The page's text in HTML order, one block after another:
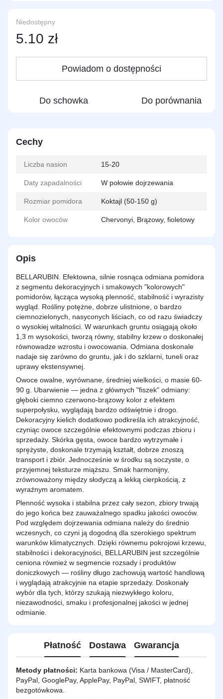
Niedostępny
5.10 zł
Powiadom o dostępności
Do schowka Do porównania
Cechy
Liczba nasion 15-20
Daty zapadalności W połowie dojrzewania
Rozmiar pomidora Koktajl (50-150 g)
Kolor owoców Chervonyi, Brązowy, fioletowy
Opis
BELLARUBIN. Efektowna, silnie rosnąca odmiana pomidora
z segmentu dekoracyjnych i smakowych "kolorowych"
pomidorów, łącząca wysoką plenność, stabilność i wyrazisty
wygląd. Rośliny potężne, dobrze ulistnione, o bardzo
ciemnozielonych, nasyconych liściach, co od razu świadczy
o wysokiej witalności. W warunkach gruntu osiągają około
1,3 m wysokości, tworzą równy, stabilny krzew o doskonałej
równowadze wzrostu i owocowania. Odmiana doskonale
nadaje się zarówno do gruntu, jak i do szklarni, tuneli oraz
uprawy ekstensywnej.
Owoce owalne, wyrównane, średniej wielkości, o masie 60-
90 g. Ubarwienie — jedna z głównych "fiszek" odmiany:
głęboki ciemno czerwono-brązowy kolor z efektem
superpołysku, wyglądają bardzo odświętnie i drogo.
Dekoracyjny kielich dodatkowo podkreśla ich atrakcyjność,
czyniąc owoce szczególnie efektownymi podczas zbioru i
sprzedaży. Skórka gęsta, owoce bardzo wytrzymałe i
sprężyste, doskonale trzymają kształt, dobrze znoszą
transport i zbiór. Jednocześnie w środku są soczyste, o
przyjemnej teksturze miąższu. Smak harmonijny,
zrównoważony między słodyczą a lekką cierpkością, z
wyraźnym aromatem.
Plenność wysoka i stabilna przez cały sezon, zbiory trwają
do jego końca bez zauważalnego spadku jakości owoców.
Pod względem dojrzewania odmiana należy do średnio
wczesnych, co czyni ją dogodną dla szerokiego spektrum
warunków klimatycznych. Dzięki równemu pokrojowi krzewu,
stabilności i dekoracyjności, BELLARUBIN jest szczególnie
ceniona również w segmencie rozsady i produktów
doniczkowych — rośliny długo zachowują wartość handlową
i wyglądają atrakcyjnie na etapie sprzedaży. Doskonały
wybór dla tych, którzy szukają niezwykłego koloru,
niezawodności, smaku i profesjonalnej jakości w jednej
odmianie.
Płatność Dostawa Gwarancja
Metody płatności: Karta bankowa (Visa / MasterCard),
PayPal, GooglePay, ApplePay, PayPal, SWIFT, płatność
bezgotówkowa.